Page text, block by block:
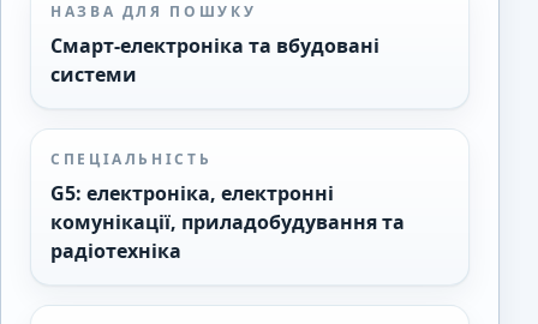
НАЗВА ДЛЯ ПОШУКУ
Смарт-електроніка та вбудовані
системи
СПЕЦІАЛЬНІСТЬ
G5: електроніка, електронні
комунікації, приладобудування та
радіотехніка